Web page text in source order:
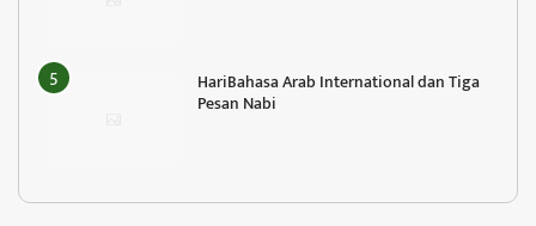
HariBahasa Arab International dan Tiga
Pesan Nabi